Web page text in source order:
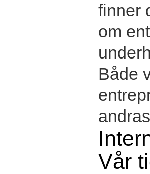
finner
om
Både
Vår